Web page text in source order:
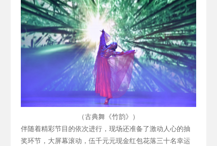
（古典舞《竹韵》）
伴随着精彩节目的依次进行，现场还准备了激动人心的抽
奖环节，大屏幕滚动，伍千元元现金红包花落三十名幸运